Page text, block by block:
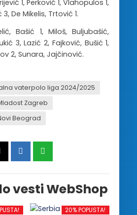
1, Perković 1, Vlahopulos 1,
De Mikelis, Trtović 1.
Bašić 1, Miloš, Buljubašić,
3, Lazić 2, Fajković, Bušić 1,
2, Sunara, Jajčinović.
vaterpolo liga 2024/2025
Zagreb
Beograd
vesti WebShop
20% POPUSTA!